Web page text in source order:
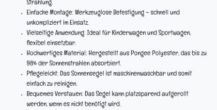
Strahlung.
Einfache Montage: Werkzeuglose Befestigung – schnell und
unkompliziert im Einsatz.
Vielseitige Anwendung: Ideal für Kinderwagen und Sportwagen,
flexibel einsetzbar.
Hochwertiges Material: Hergestellt aus Pongee Polyester, das bis zu
98% der Sonnenstrahlen absorbiert.
Pflegeleicht: Das Sonnensegel ist maschinenwaschbar und somit
einfach zu reinigen.
Bequemes Verstauen: Das Segel kann platzsparend aufgerollt
werden, wenn es nicht benötigt wird.